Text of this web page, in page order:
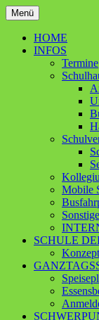
Zum
Inhalt
springen
Menü
HOME
INFOS
Termine
Mobile
SCHULE